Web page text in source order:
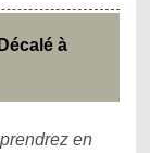
à
en